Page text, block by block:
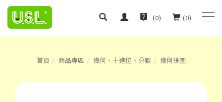
(0)
(0)
首頁 商品專區 幾何、十進位、分數 幾何拼圖